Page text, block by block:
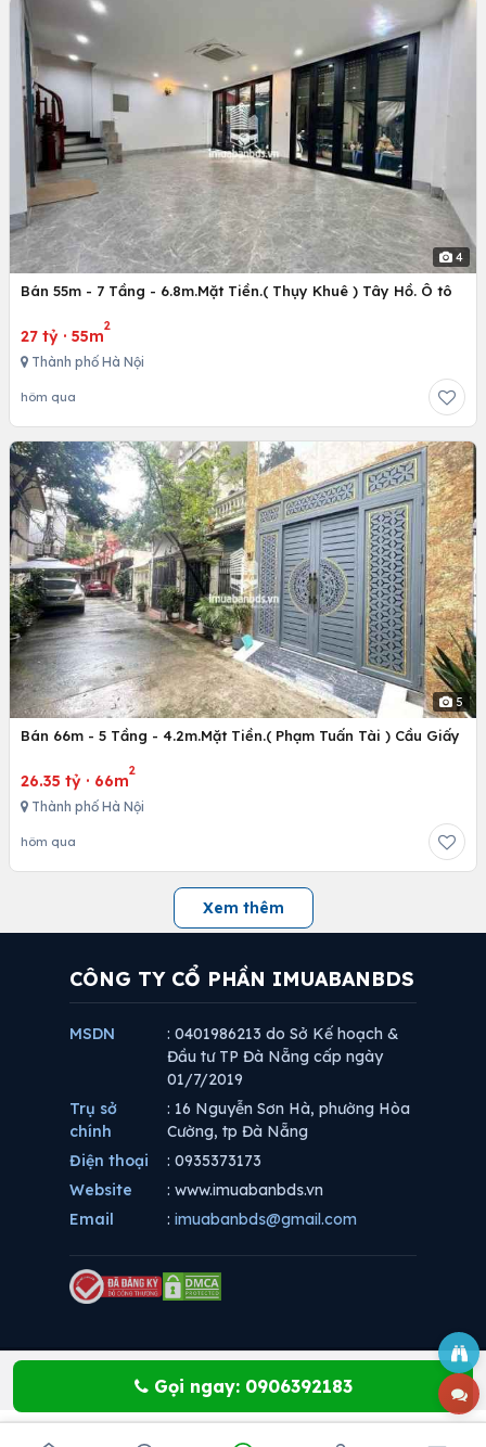
4
Bán 55m - 7 Tầng - 6.8m.Mặt Tiền.( Thụy Khuê ) Tây Hồ. Ô tô
27 tỷ · 55m
2
Thành phố Hà Nội
hôm qua
5
Bán 66m - 5 Tầng - 4.2m.Mặt Tiền.( Phạm Tuấn Tài ) Cầu Giấy
26.35 tỷ · 66m
2
Thành phố Hà Nội
hôm qua
Xem thêm
Gọi ngay: 0906392183
CÔNG TY CỔ PHẦN IMUABANBDS
MSDN
: 0401986213 do Sở Kế hoạch &
Đầu tư TP Đà Nẵng cấp ngày
01/7/2019
Trụ sở
chính
: 16 Nguyễn Sơn Hà, phường Hòa
Cường, tp Đà Nẵng
Điện thoại
: 0935373173
Website
: www.imuabanbds.vn
Email
: imuabanbds@gmail.com